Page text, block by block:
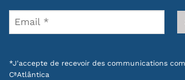
*J'accepte de recevoir des communications
CªAtlântica